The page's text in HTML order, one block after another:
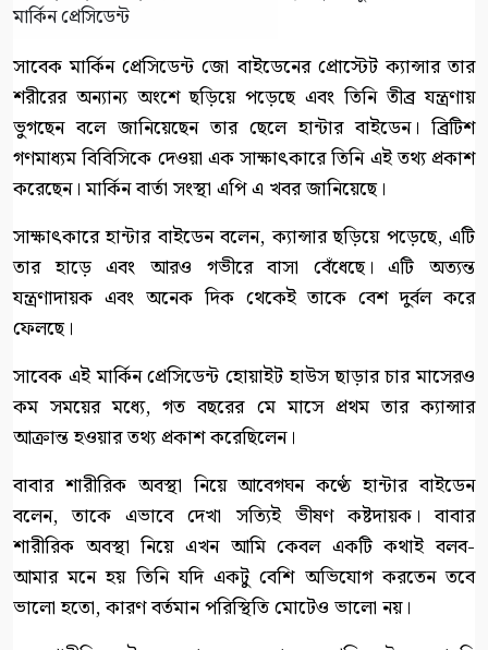
সাবেক মার্কিন প্রেসিডেন্ট জো বাইডেনের প্রোস্টেট ক্যান্সার তার
শরীরের অন্যান্য অংশে ছড়িয়ে পড়েছে এবং তিনি তীব্র যন্ত্রণায়
ভুগছেন বলে জানিয়েছেন তার ছেলে হান্টার বাইডেন। ব্রিটিশ
গণমাধ্যম বিবিসিকে দেওয়া এক সাক্ষাৎকারে তিনি এই তথ্য প্রকাশ
করেছেন। মার্কিন বার্তা সংস্থা এপি এ খবর জানিয়েছে।
সাক্ষাৎকারে হান্টার বাইডেন বলেন, ক্যান্সার ছড়িয়ে পড়েছে, এটি
তার হাড়ে এবং আরও গভীরে বাসা বেঁধেছে। এটি অত্যন্ত
যন্ত্রণাদায়ক এবং অনেক দিক থেকেই তাকে বেশ দুর্বল করে
ফেলছে।
সাবেক এই মার্কিন প্রেসিডেন্ট হোয়াইট হাউস ছাড়ার চার মাসেরও
কম সময়ের মধ্যে, গত বছরের মে মাসে প্রথম তার ক্যান্সার
আক্রান্ত হওয়ার তথ্য প্রকাশ করেছিলেন।
বাবার শারীরিক অবস্থা নিয়ে আবেগঘন কণ্ঠে হান্টার বাইডেন
বলেন, তাকে এভাবে দেখা সত্যিই ভীষণ কষ্টদায়ক। বাবার
শারীরিক অবস্থা নিয়ে এখন আমি কেবল একটি কথাই বলব-
আমার মনে হয় তিনি যদি একটু বেশি অভিযোগ করতেন তবে
ভালো হতো, কারণ বর্তমান পরিস্থিতি মোটেও ভালো নয়।